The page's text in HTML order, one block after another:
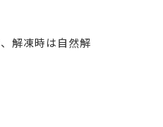
解凍時は自然解